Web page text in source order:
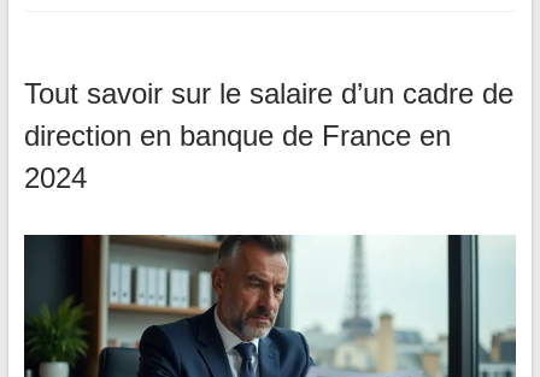
Tout savoir sur le salaire d’un cadre de
direction en banque de France en
2024